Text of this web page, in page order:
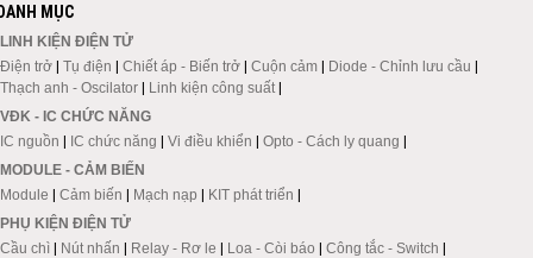
MỤC
LINH KIỆN ĐIỆN TỬ
Điện trở | Tụ điện | Chiết áp - Biến trở | Cuộn cảm | Diode - Chỉnh lưu cầu |
Thạch anh - Oscilator | Linh kiện công suất |
VĐK - IC CHỨC NĂNG
IC nguồn | IC chức năng | Vi điều khiển | Opto - Cách ly quang |
MODULE - CẢM BIẾN
Module | Cảm biến | Mạch nạp | KIT phát triển |
PHỤ KIỆN ĐIỆN TỬ
Cầu chì | Nút nhấn | Relay - Rơ le | Loa - Còi báo | Công tắc - Switch |